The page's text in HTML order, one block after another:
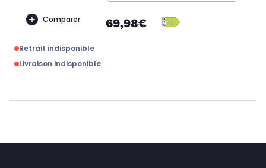
Comparer 69,98€
Retrait indisponible
Livraison indisponible